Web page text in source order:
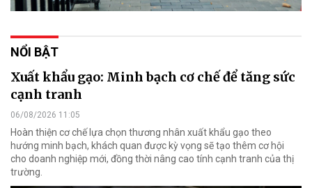
NỔI BẬT
Xuất khẩu gạo: Minh bạch cơ chế để tăng sức
cạnh tranh
06/08/2026 11:05
Hoàn thiện cơ chế lựa chọn thương nhân xuất khẩu gạo theo
hướng minh bạch, khách quan được kỳ vọng sẽ tạo thêm cơ hội
cho doanh nghiệp mới, đồng thời nâng cao tính cạnh tranh của thị
trường.